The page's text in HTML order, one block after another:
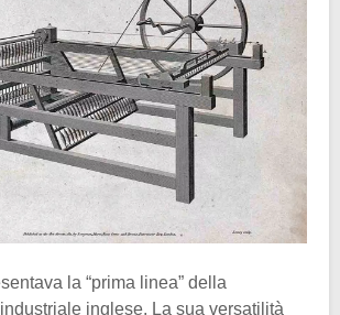
la “prima linea” della
inglese. La sua versatilità